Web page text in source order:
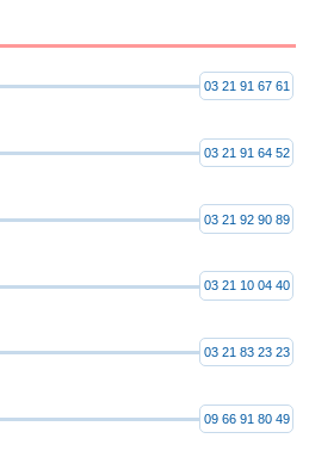
03 21 91 67 61
03 21 91 64 52
03 21 92 90 89
03 21 10 04 40
03 21 83 23 23
09 66 91 80 49